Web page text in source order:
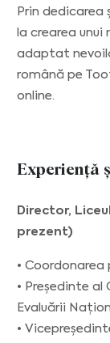
Prin dedicarea
la crearea
adaptat
română pe
online.
Experiență
Director,
prezent)
•
• Președinte al
Evaluării
•